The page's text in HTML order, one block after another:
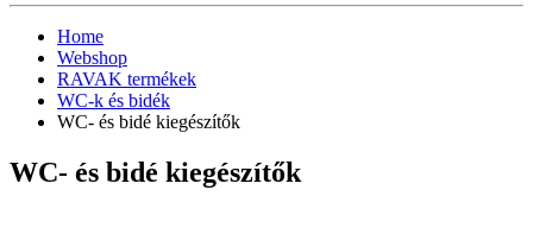
Home
Webshop
RAVAK termékek
WC-k és bidék
WC- és bidé kiegészítők
WC- és bidé kiegészítők